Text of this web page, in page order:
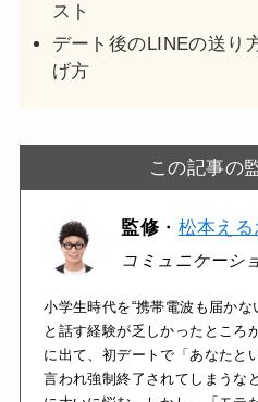
スト
デート後のLINEの送り
げ方
この記事の
監修・ 松本える
コミュニケーシ
小学生時代を“携帯電波も届かな
と話す経験が乏しかったところ
に出て、初デートで「あなたと
言われ強制終了されてしまうな